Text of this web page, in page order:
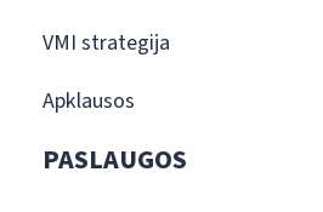
VMI strategija
Apklausos
PASLAUGOS